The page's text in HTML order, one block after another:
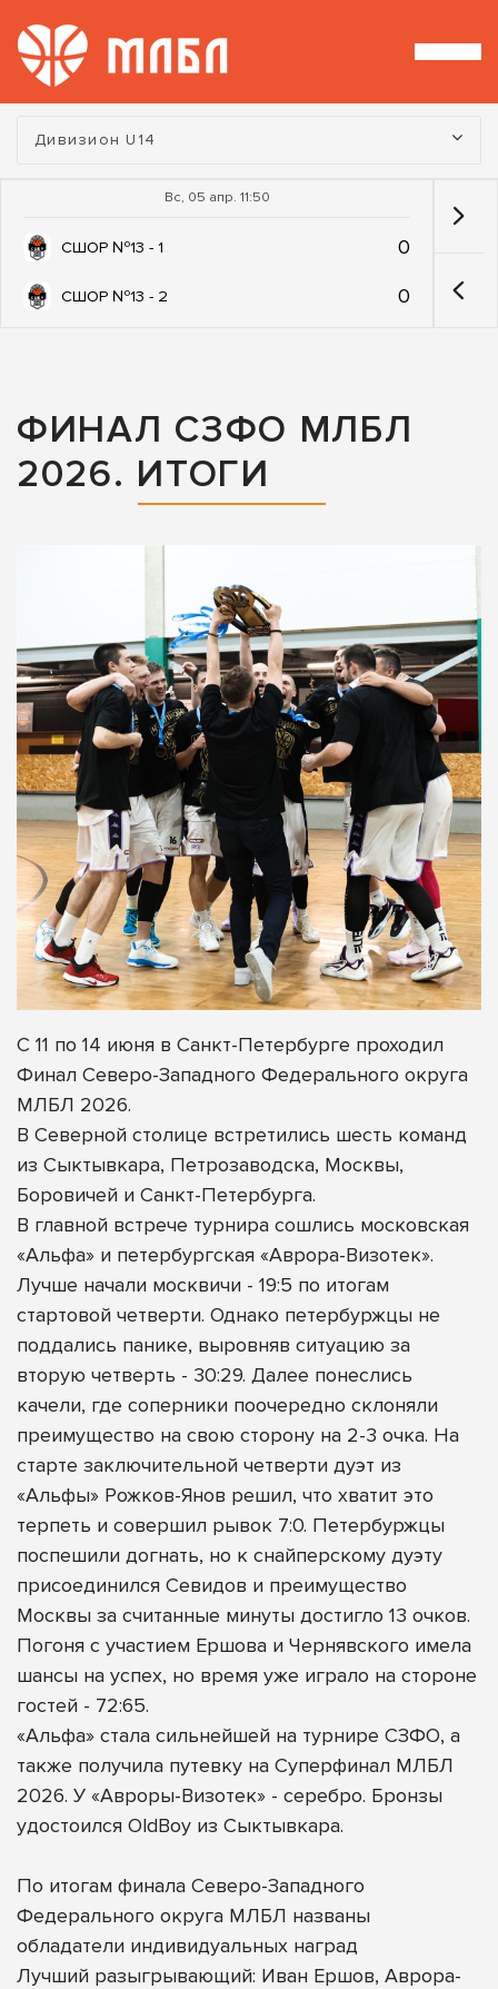
Турнир:
Дивизион U14
Вс, 05 апр. 11:50
СШОР №13 - 1 0
СШОР №13 - 2 0
ФИНАЛ СЗФО МЛБЛ
2026. ИТОГИ
С 11 по 14 июня в Санкт-Петербурге проходил
Финал Северо-Западного Федерального округа
МЛБЛ 2026.
В Северной столице встретились шесть команд
из Сыктывкара, Петрозаводска, Москвы,
Боровичей и Санкт-Петербурга.
В главной встрече турнира сошлись московская
«Альфа» и петербургская «Аврора-Визотек».
Лучше начали москвичи - 19:5 по итогам
стартовой четверти. Однако петербуржцы не
поддались панике, выровняв ситуацию за
вторую четверть - 30:29. Далее понеслись
качели, где соперники поочередно склоняли
преимущество на свою сторону на 2-3 очка. На
старте заключительной четверти дуэт из
«Альфы» Рожков-Янов решил, что хватит это
терпеть и совершил рывок 7:0. Петербуржцы
поспешили догнать, но к снайперскому дуэту
присоединился Севидов и преимущество
Москвы за считанные минуты достигло 13 очков.
Погоня с участием Ершова и Чернявского имела
шансы на успех, но время уже играло на стороне
гостей - 72:65.
«Альфа» стала сильнейшей на турнире СЗФО, а
также получила путевку на Суперфинал МЛБЛ
2026. У «Авроры-Визотек» - серебро. Бронзы
удостоился OldBoy из Сыктывкара.
По итогам финала Северо-Западного
Федерального округа МЛБЛ названы
обладатели индивидуальных наград
Лучший разыгрывающий: Иван Ершов, Аврора-